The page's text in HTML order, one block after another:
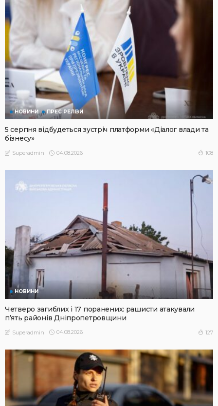
НОВИНИ ПРЕС РЕЛІЗИ
5 серпня відбудеться зустріч платформи «Діалог влади та
бізнесу»
Superadmin 04.08.2026 108
НОВИНИ
Четверо загиблих і 17 поранених: рашисти атакували
п’ять районів Дніпропетровщини
Superadmin 04.08.2026 127